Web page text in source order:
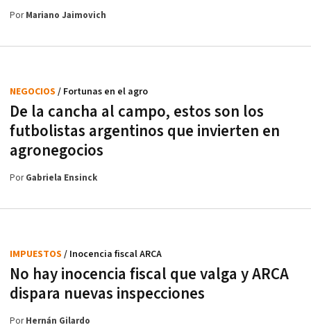
PorMariano Jaimovich
De la cancha al campo, estos son los
futbolistas argentinos que invierten en
agronegocios
NEGOCIOS / Fortunas en el agro
PorGabriela Ensinck
No hay inocencia fiscal que valga y ARCA
dispara nuevas inspecciones
IMPUESTOS / Inocencia fiscal ARCA
PorHernán Gilardo